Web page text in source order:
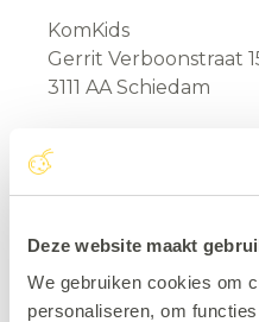
Deze website maakt
We gebruiken cookies om
personaliseren, om
KomKids
Gerrit Verboonstraat
3111 AA Schiedam
010 - 449 32 00